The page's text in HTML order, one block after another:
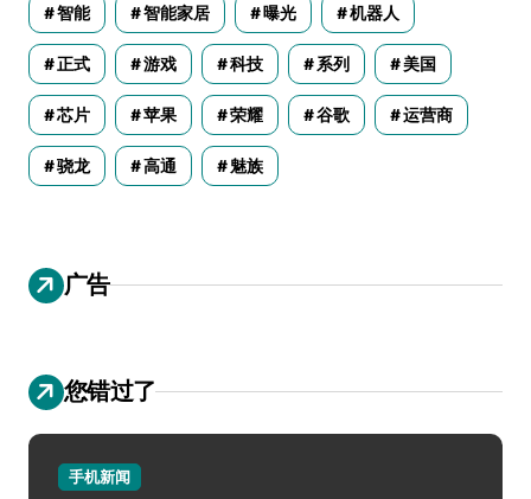
智能 智能家居 曝光 机器人
正式 游戏 科技 系列 美国
芯片 苹果 荣耀 谷歌 运营商
骁龙 高通 魅族
广告
您错过了
手机新闻